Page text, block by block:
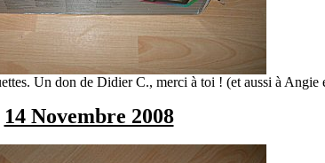
Un don de Didier C., merci à toi ! (et aussi à
14 Novembre 2008